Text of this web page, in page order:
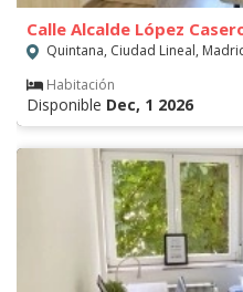
Calle Alcalde López
Quintana, Ciudad Lineal,
Habitación
Disponible Dec, 1 2026